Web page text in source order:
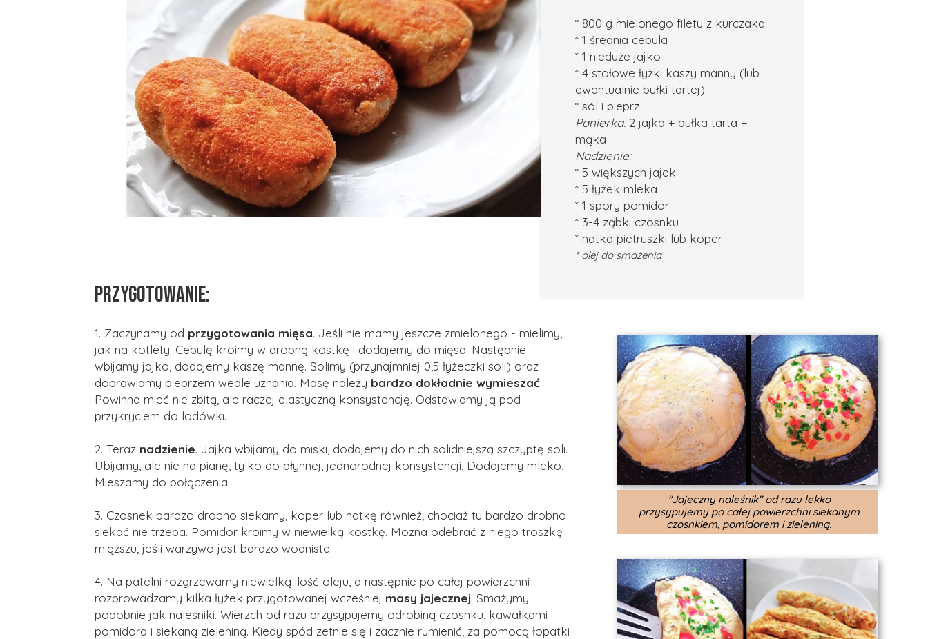
"Jajeczny naleśnik" od razu lekko
przysypujemy po całej powierzchni siekanym
czosnkiem, pomidorem i zieleniną.
PRZYGOTOWANIE:
1. Zaczynamy od przygotowania mięsa. Jeśli nie mamy jeszcze zmielonego - mielimy,
jak na kotlety. Cebulę kroimy w drobną kostkę i dodajemy do mięsa. Następnie
wbijamy jajko, dodajemy kaszę mannę. Solimy (przynajmniej 0,5 łyżeczki soli) oraz
doprawiamy pieprzem wedle uznania. Masę należy bardzo dokładnie wymieszać.
Powinna mieć nie zbitą, ale raczej elastyczną konsystencję. Odstawiamy ją pod
przykryciem do lodówki.
2. Teraz nadzienie. Jajka wbijamy do miski, dodajemy do nich solidniejszą szczyptę soli.
Ubijamy, ale nie na pianę, tylko do płynnej, jednorodnej konsystencji. Dodajemy mleko.
Mieszamy do połączenia.
3. Czosnek bardzo drobno siekamy, koper lub natkę również, chociaż tu bardzo drobno
siekać nie trzeba. Pomidor kroimy w niewielką kostkę. Można odebrać z niego troszkę
miąższu, jeśli warzywo jest bardzo wodniste.
4. Na patelni rozgrzewamy niewielką ilość oleju, a następnie po całej powierzchni
rozprowadzamy kilka łyżek przygotowanej wcześniej masy jajecznej. Smażymy
podobnie jak naleśniki. Wierzch od razu przysypujemy odrobiną czosnku, kawałkami
pomidora i siekaną zieleniną. Kiedy spód zetnie się i zacznie rumienić, za pomocą łopatki
* 800 g mielonego filetu z kurczaka
* 1 średnia cebula
* 1 nieduże jajko
* 4 stołowe łyżki kaszy manny (lub
ewentualnie bułki tartej)
* sól i pieprz
Panierka:2 jajka + bułka tarta +
mąka
Nadzienie:
* 5 większych jajek
* 5 łyżek mleka
* 1 spory pomidor
* 3-4 ząbki czosnku
* natka pietruszki lub koper
* olej do smażenia